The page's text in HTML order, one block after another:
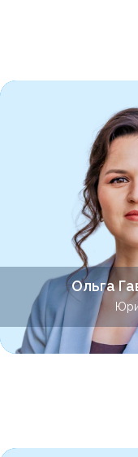
корпоративного,
Эксперт в области
консалтинга для
специализируется
представительстве
спорам и
Ольга